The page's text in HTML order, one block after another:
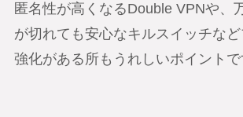
匿名性が高くなるDouble VPNや、
が切れても安心なキルスイッチな
強化がある所もうれしいポイントで